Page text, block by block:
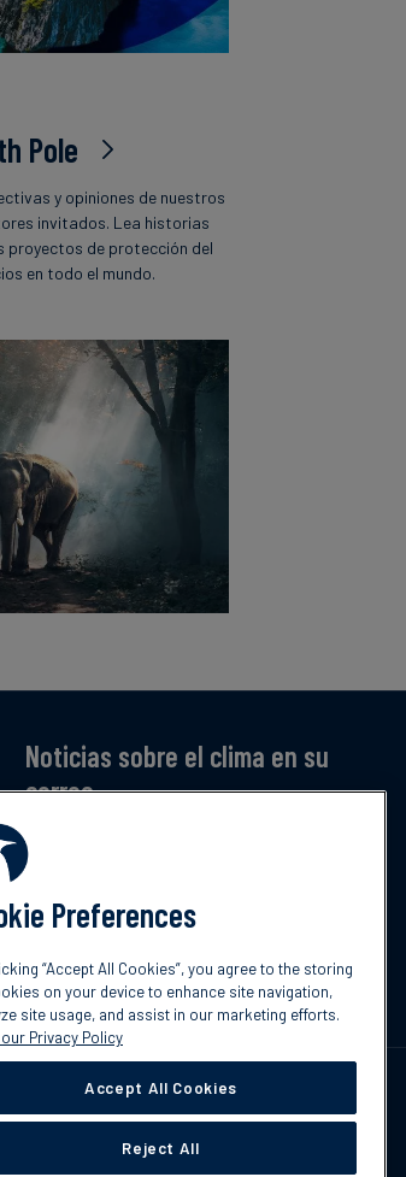
Pole
y opiniones de nuestros
invitados. Lea historias
proyectos de protección del
en todo el mundo.
Noticias sobre el clima en su
correo
Suscríbase a nuestro resumen mensual gratuito
de las últimas tendencias, políticas e
Suscribir
Preferences
“Accept All Cookies”, you agree to the storing
on your device to enhance site navigation,
site usage, and assist in our marketing efforts.
Privacy Policy
Accept All Cookies
Reject All